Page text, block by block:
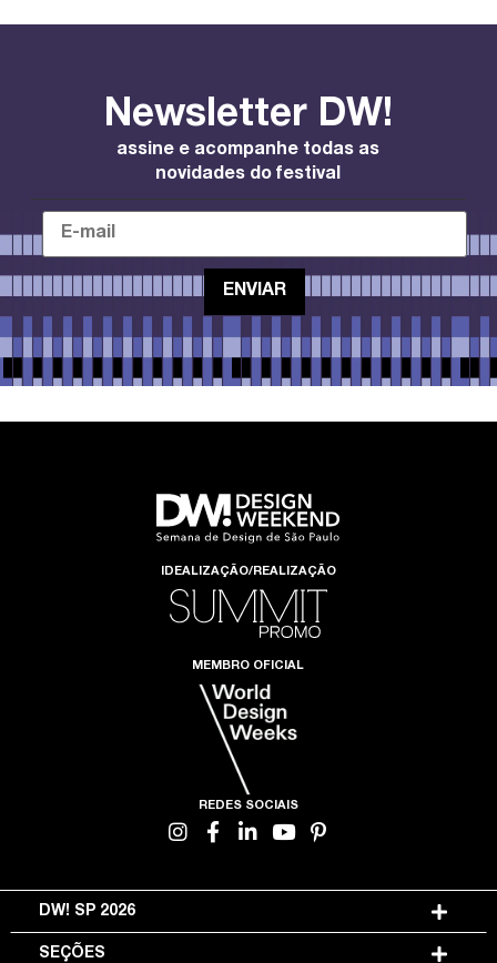
Newsletter DW!
assine e acompanhe todas as
novidades do festival
IDEALIZAÇÃO/REALIZAÇÃO
MEMBRO OFICIAL
REDES SOCIAIS
DW! SP 2026
SEÇÕES